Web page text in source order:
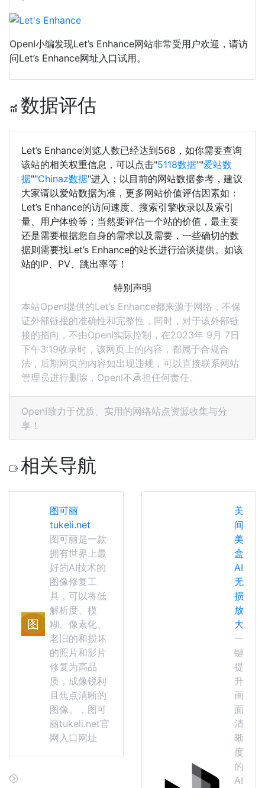
OpenI小编发现Let’s Enhance网站非常受用户欢迎，请访
问Let’s Enhance网址入口试用。
数据评估
Let’s Enhance浏览人数已经达到568，如你需要查询
该站的相关权重信息，可以点击"5118数据""爱站数
据""Chinaz数据"进入；以目前的网站数据参考，建议
大家请以爱站数据为准，更多网站价值评估因素如：
Let’s Enhance的访问速度、搜索引擎收录以及索引
量、用户体验等；当然要评估一个站的价值，最主要
还是需要根据您自身的需求以及需要，一些确切的数
据则需要找Let’s Enhance的站长进行洽谈提供。如该
站的IP、PV、跳出率等！
特别声明
本站OpenI提供的Let’s Enhance都来源于网络，不保
证外部链接的准确性和完整性，同时，对于该外部链
接的指向，不由OpenI实际控制，在2023年 9月 7日
下午3:19收录时，该网页上的内容，都属于合规合
法，后期网页的内容如出现违规，可以直接联系网站
管理员进行删除，OpenI不承担任何责任。
OpenI致力于优质、实用的网络站点资源收集与分
享！
相关导航
图可丽
tukeli.net
图可丽是一款
拥有世界上最
好的AI技术的
图像修复工
具，可以将低
解析度、模
糊、像素化、
老旧的和损坏
的照片和影片
修复为高品
质，成像锐利
且焦点清晰的
图像。，图可
丽tukeli.net官
网入口网址
美
间
美
盒
AI
无
损
放
大
一
键
提
升
画
面
清
晰
度
的
AI